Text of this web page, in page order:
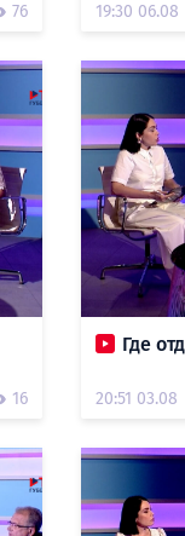
76 19:30 06.08
16
Где
20:51 03.08